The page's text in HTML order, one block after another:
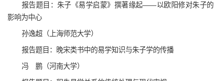
报告题目：朱子《易学启蒙》撰著缘起——以欧阳修对朱子的
影响为中心
孙逸超（上海师范大学）
报告题目：晚宋类书中的易学知识与朱子学的传播
冯 鹏（河南大学）